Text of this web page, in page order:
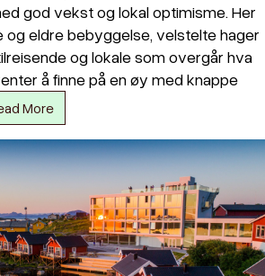
god vekst og lokal optimisme. Her
og eldre bebyggelse, velstelte hager
og lokale som overgår hva
å finne på en øy med knappe
More